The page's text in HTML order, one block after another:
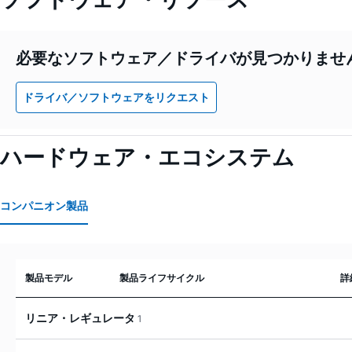
必要なソフトウェア／ドライバが見つかりませ
ドライバ／ソフトウェアをリクエスト
ハードウェア・エコシステム
コンパニオン製品
製品モデル 製品ライフサイクル 詳
リニア・レギュレータ 1